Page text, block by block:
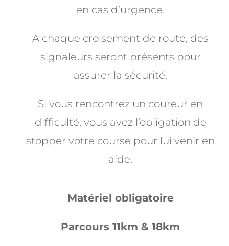
en cas d’urgence.
A chaque croisement de route, des
signaleurs seront présents pour
assurer la sécurité.
Si vous rencontrez un coureur en
difficulté, vous avez l’obligation de
stopper votre course pour lui venir en
aide.
Matériel obligatoire
Parcours 11km & 18km